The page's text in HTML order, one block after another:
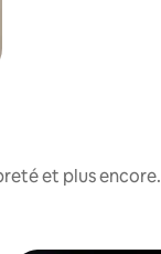
et plus encore.